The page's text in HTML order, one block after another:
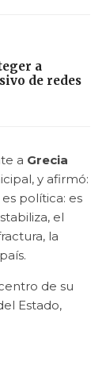
a
de redes
a Grecia
y afirmó:
política: es
el
la
de su
Estado,